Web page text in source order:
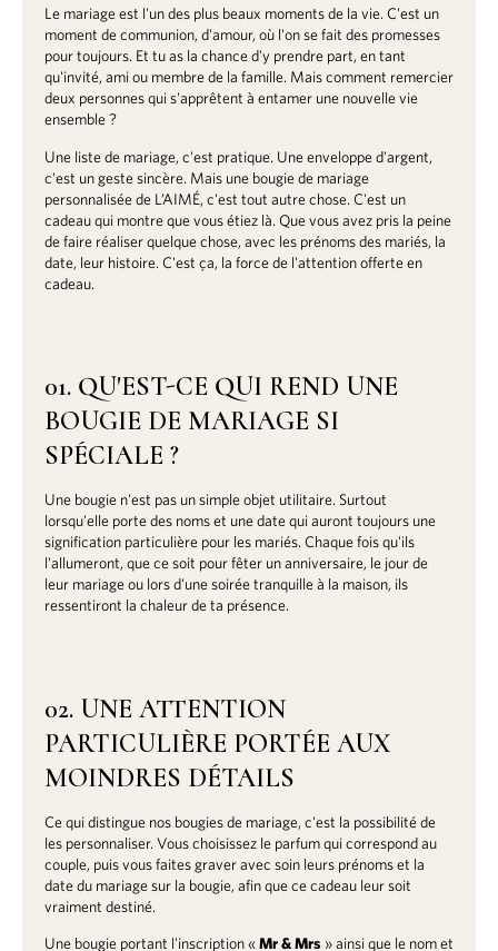
Le mariage est l'un des plus beaux moments de la vie. C'est un
moment de communion, d'amour, où l'on se fait des promesses
pour toujours. Et tu as la chance d'y prendre part, en tant
qu'invité, ami ou membre de la famille. Mais comment remercier
deux personnes qui s'apprêtent à entamer une nouvelle vie
ensemble ?
Une liste de mariage, c'est pratique. Une enveloppe d'argent,
c'est un geste sincère. Mais une bougie de mariage
personnalisée de L’AIMÉ, c'est tout autre chose. C'est un
cadeau qui montre que vous étiez là. Que vous avez pris la peine
de faire réaliser quelque chose, avec les prénoms des mariés, la
date, leur histoire. C'est ça, la force de l'attention offerte en
cadeau.
01. QU'EST-CE QUI REND UNE
BOUGIE DE MARIAGE SI
SPÉCIALE ?
Une bougie n'est pas un simple objet utilitaire. Surtout
lorsqu'elle porte des noms et une date qui auront toujours une
signification particulière pour les mariés. Chaque fois qu'ils
l'allumeront, que ce soit pour fêter un anniversaire, le jour de
leur mariage ou lors d'une soirée tranquille à la maison, ils
ressentiront la chaleur de ta présence.
02. UNE ATTENTION
PARTICULIÈRE PORTÉE AUX
MOINDRES DÉTAILS
Ce qui distingue nos bougies de mariage, c'est la possibilité de
les personnaliser. Vous choisissez le parfum qui correspond au
couple, puis vous faites graver avec soin leurs prénoms et la
date du mariage sur la bougie, afin que ce cadeau leur soit
vraiment destiné.
Une bougie portant l'inscription «Mr & Mrs » ainsi que le nom et